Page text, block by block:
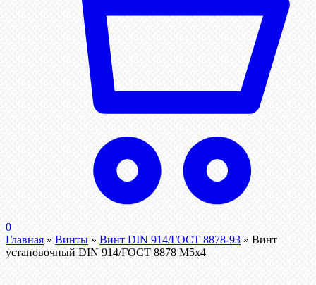
0
Главная » Винты » Винт DIN 914/ГОСТ 8878-93 » Винт
установочный DIN 914/ГОСТ 8878 M5x4